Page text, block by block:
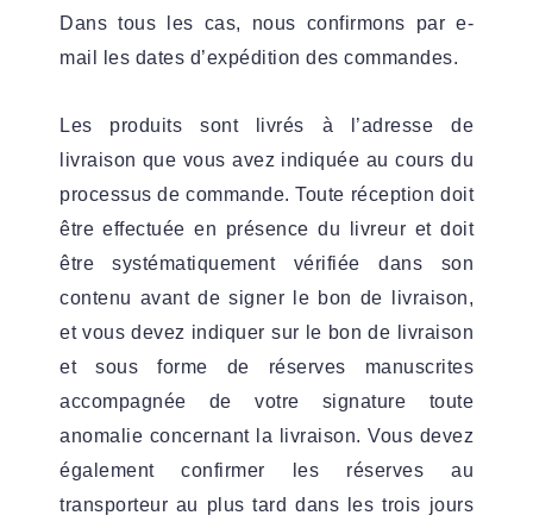
Dans tous les cas, nous confirmons par e-
mail les dates d’expédition des commandes.
Les produits sont livrés à l’adresse de
livraison que vous avez indiquée au cours du
processus de commande. Toute réception doit
être effectuée en présence du livreur et doit
être systématiquement vérifiée dans son
contenu avant de signer le bon de livraison,
et vous devez indiquer sur le bon de livraison
et sous forme de réserves manuscrites
accompagnée de votre signature toute
anomalie concernant la livraison. Vous devez
également confirmer les réserves au
transporteur au plus tard dans les trois jours